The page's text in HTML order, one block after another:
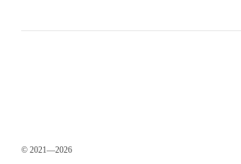
© 2021—2026